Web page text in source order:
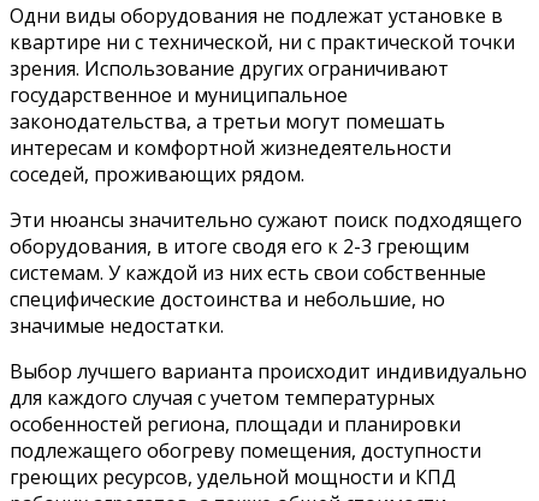
Одни виды оборудования не подлежат установке в
квартире ни с технической, ни с практической точки
зрения. Использование других ограничивают
государственное и муниципальное
законодательства, а третьи могут помешать
интересам и комфортной жизнедеятельности
соседей, проживающих рядом.
Эти нюансы значительно сужают поиск подходящего
оборудования, в итоге сводя его к 2-3 греющим
системам. У каждой из них есть свои собственные
специфические достоинства и небольшие, но
значимые недостатки.
Выбор лучшего варианта происходит индивидуально
для каждого случая с учетом температурных
особенностей региона, площади и планировки
подлежащего обогреву помещения, доступности
греющих ресурсов, удельной мощности и КПД